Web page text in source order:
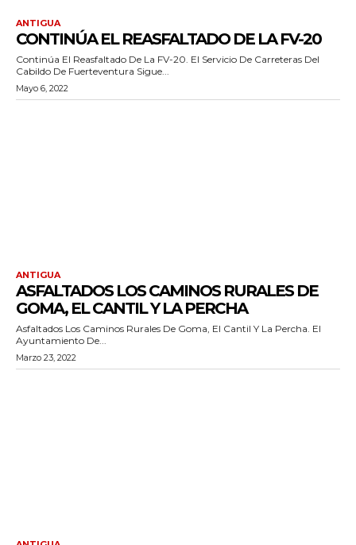
ANTIGUA
CONTINÚA EL REASFALTADO DE LA FV-20
Continúa El Reasfaltado De La FV-20. El Servicio De Carreteras Del
Cabildo De Fuerteventura Sigue...
Mayo 6, 2022
ANTIGUA
ASFALTADOS LOS CAMINOS RURALES DE
GOMA, EL CANTIL Y LA PERCHA
Asfaltados Los Caminos Rurales De Goma, El Cantil Y La Percha. El
Ayuntamiento De...
Marzo 23, 2022